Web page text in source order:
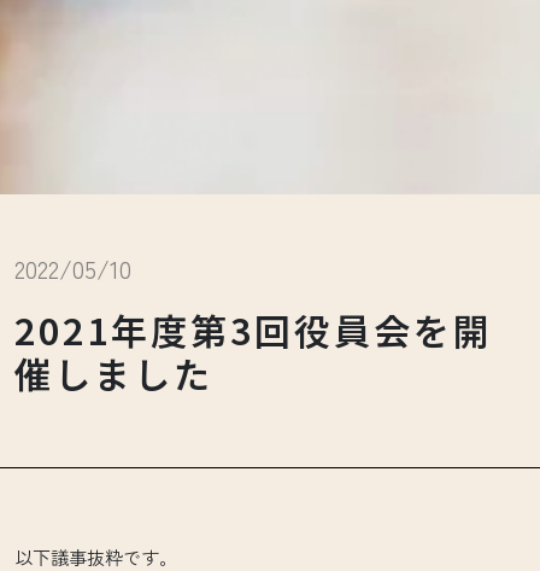
2022/05/10
2021年度第3回役員会を開
催しました
以下議事抜粋です。